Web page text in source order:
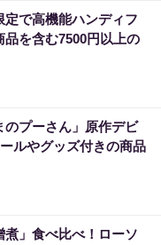
定で高機能ハンディフ
品を含む7500円以上の
のプーさん」原作デビ
ルやグッズ付きの商品
煮」食べ比べ！ローソ